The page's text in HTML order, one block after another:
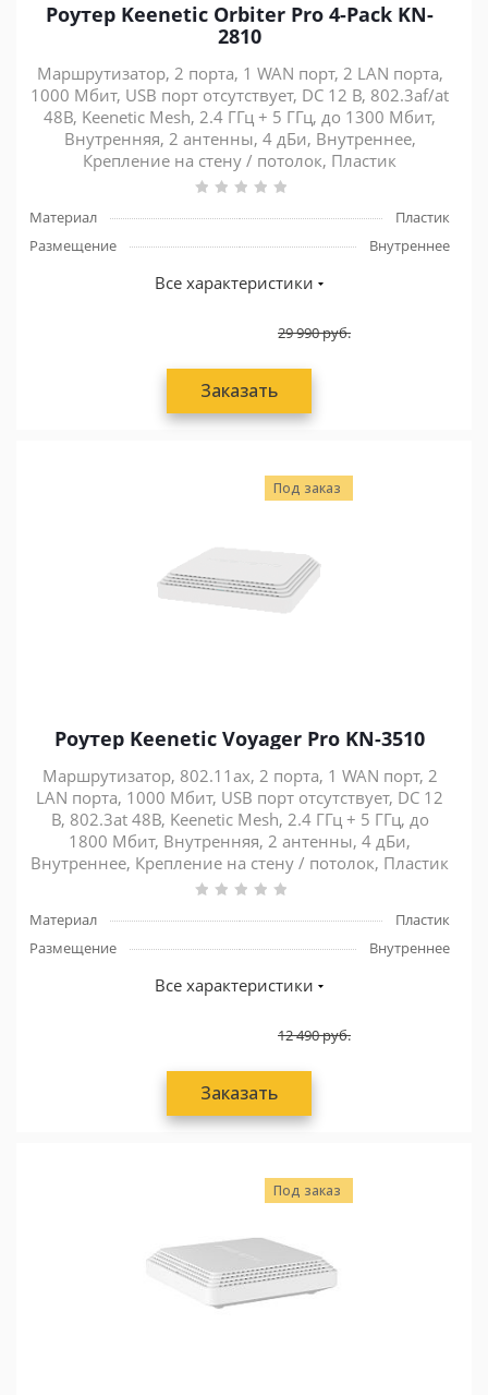
Роутер Keenetic Orbiter Pro 4-Pack KN-
2810
Маршрутизатор, 2 порта, 1 WAN порт, 2 LAN порта,
1000 Мбит, USB порт отсутствует, DC 12 В, 802.3af/at
48В, Keenetic Mesh, 2.4 ГГц + 5 ГГц, до 1300 Мбит,
Внутренняя, 2 антенны, 4 дБи, Внутреннее,
Крепление на стену / потолок, Пластик
Материал
Пластик
Размещение
Внутреннее
Все характеристики
29 990руб.
Заказать
Под заказ
Роутер Keenetic Voyager Pro KN-3510
Маршрутизатор, 802.11ax, 2 порта, 1 WAN порт, 2
LAN порта, 1000 Мбит, USB порт отсутствует, DC 12
В, 802.3at 48В, Keenetic Mesh, 2.4 ГГц + 5 ГГц, до
1800 Мбит, Внутренняя, 2 антенны, 4 дБи,
Внутреннее, Крепление на стену / потолок, Пластик
Материал
Пластик
Размещение
Внутреннее
Все характеристики
12 490руб.
Заказать
Под заказ